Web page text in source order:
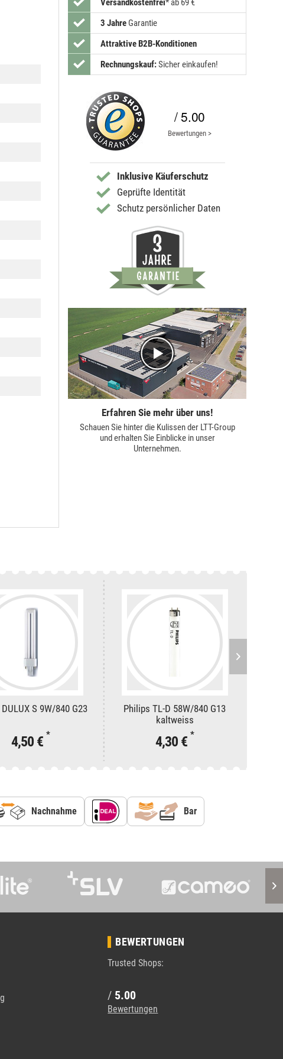
Versandkostenfrei* ab 69 €
3 Jahre Garantie
Attraktive B2B-Konditionen
Rechnungskauf:Sicher einkaufen!
/ 5.00
Bewertungen >
Inklusive Käuferschutz
Geprüfte Identität
Schutz persönlicher Daten
Erfahren Sie mehr über uns!
Schauen Sie hinter die Kulissen der LTT-Group
und erhalten Sie Einblicke in unser
Unternehmen.
S 9W/840 G23
4,50 € *
Philips TL-D 58W/840 G13
kaltweiss
4,30 € *
Nachnahme Bar
BEWERTUNGEN
Trusted Shops:
/ 5.00
Bewertungen